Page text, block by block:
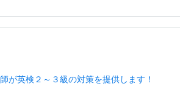
が英検２～３級の対策を提供します！